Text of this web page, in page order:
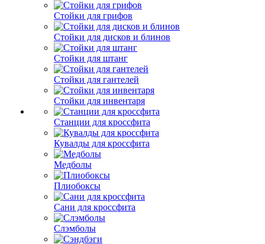
Стойки для грифов
Стойки для дисков и блинов
Стойки для штанг
Стойки для гантелей
Стойки для инвентаря
Станции для кроссфита
Кувалды для кроссфита
Медболы
Плиобоксы
Сани для кроссфита
Слэмболы